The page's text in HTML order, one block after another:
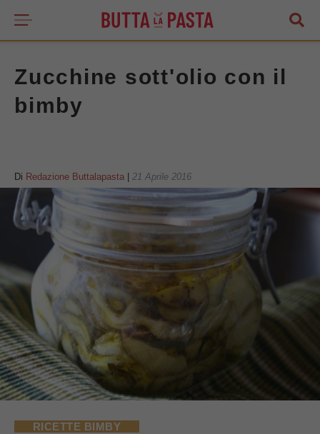
Zucchine sott'olio con il
bimby
Di Redazione Buttalapasta 21 Aprile 2016
RICETTE BIMBY